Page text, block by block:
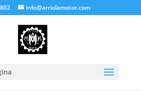
info@arriolamotor.com